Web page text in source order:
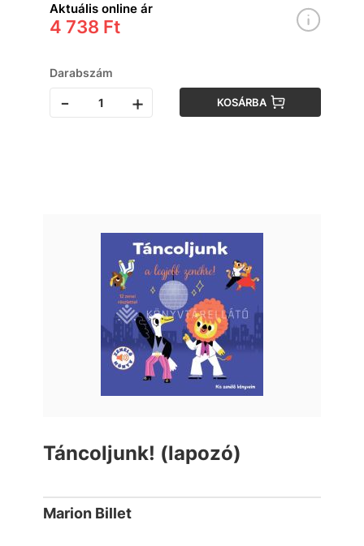
Aktuális online ár
4 738 Ft
Darabszám
- + KOSÁRBA
Táncoljunk! (lapozó)
Marion Billet